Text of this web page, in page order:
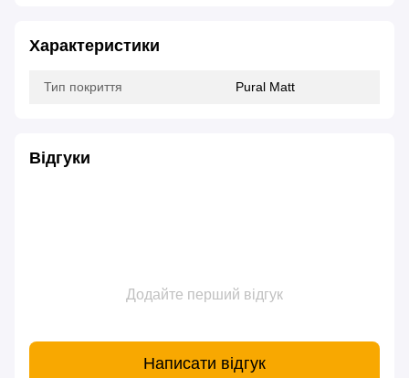
Характеристики
Тип покриття Pural Matt
Відгуки
Додайте перший відгук
Написати відгук